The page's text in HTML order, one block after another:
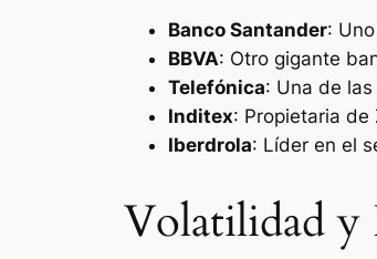
Banco Santander:
BBVA: Otro gigante
Telefónica: Una de
Inditex: Propietaria de
Iberdrola: Líder en el
Volatilidad y